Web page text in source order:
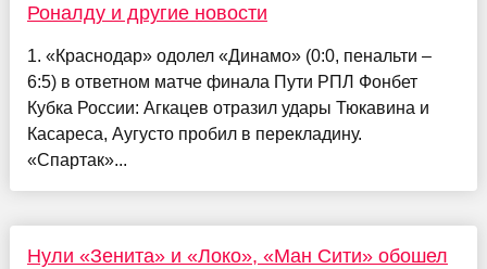
Роналду и другие новости
1. «Краснодар» одолел «Динамо» (0:0, пенальти –
6:5) в ответном матче финала Пути РПЛ Фонбет
Кубка России: Агкацев отразил удары Тюкавина и
Касареса, Аугусто пробил в перекладину.
«Спартак»...
Нули «Зенита» и «Локо», «Ман Сити» обошел